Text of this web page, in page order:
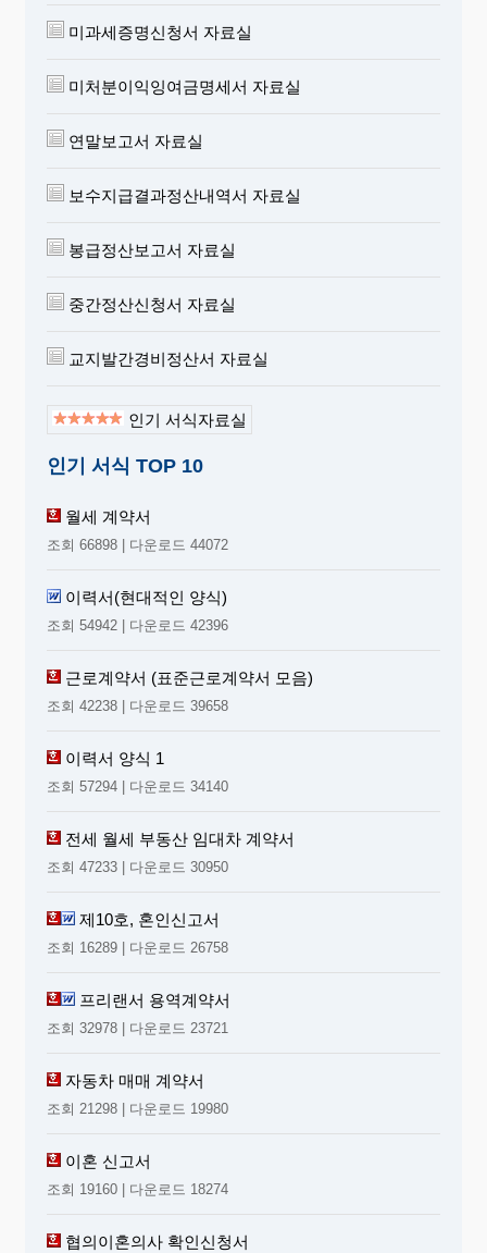
미과세증명신청서 자료실
미처분이익잉여금명세서 자료실
연말보고서 자료실
보수지급결과정산내역서 자료실
봉급정산보고서 자료실
중간정산신청서 자료실
교지발간경비정산서 자료실
인기 서식자료실
인기 서식 TOP 10
월세 계약서
조회 66898 | 다운로드 44072
이력서(현대적인 양식)
조회 54942 | 다운로드 42396
근로계약서 (표준근로계약서 모음)
조회 42238 | 다운로드 39658
이력서 양식 1
조회 57294 | 다운로드 34140
전세 월세 부동산 임대차 계약서
조회 47233 | 다운로드 30950
제10호, 혼인신고서
조회 16289 | 다운로드 26758
프리랜서 용역계약서
조회 32978 | 다운로드 23721
자동차 매매 계약서
조회 21298 | 다운로드 19980
이혼 신고서
조회 19160 | 다운로드 18274
협의이혼의사 확인신청서